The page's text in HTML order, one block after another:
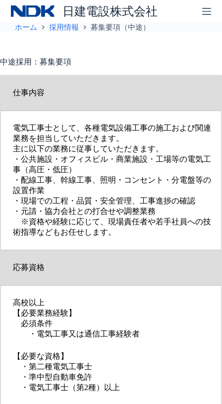
へ
ス
キ
日建電設株式会社
ホーム 採用情報 募集要項（中途）
中途採用：募集要項
仕事内容
電気工事士として、各種電気設備工事の施工および関連
業務を担当していただきます。
主に以下の業務に従事していただきます。
・公共施設・オフィスビル・商業施設・工場等の電気工
事（高圧・低圧）
・配線工事、幹線工事、照明・コンセント・分電盤等の
設置作業
・現場での工程・品質・安全管理、工事進捗の確認
・元請・協力会社との打合せや調整業務
※資格や経験に応じて、現場責任者や若手社員への技
術指導などもお任せします。
応募資格
高校以上
【必要業務経験】
必須条件
・電気工事又は通信工事経験者
【必要な資格】
・第二種電気工事士
・準中型自動車免許
・電気工事士（第2種）以上